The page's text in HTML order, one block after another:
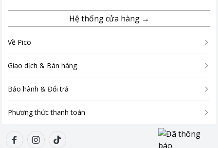
Hệ thống cửa hàng →
Về Pico
Giao dịch & Bán hàng
Bảo hành & Đổi trả
Phương thức thanh toán